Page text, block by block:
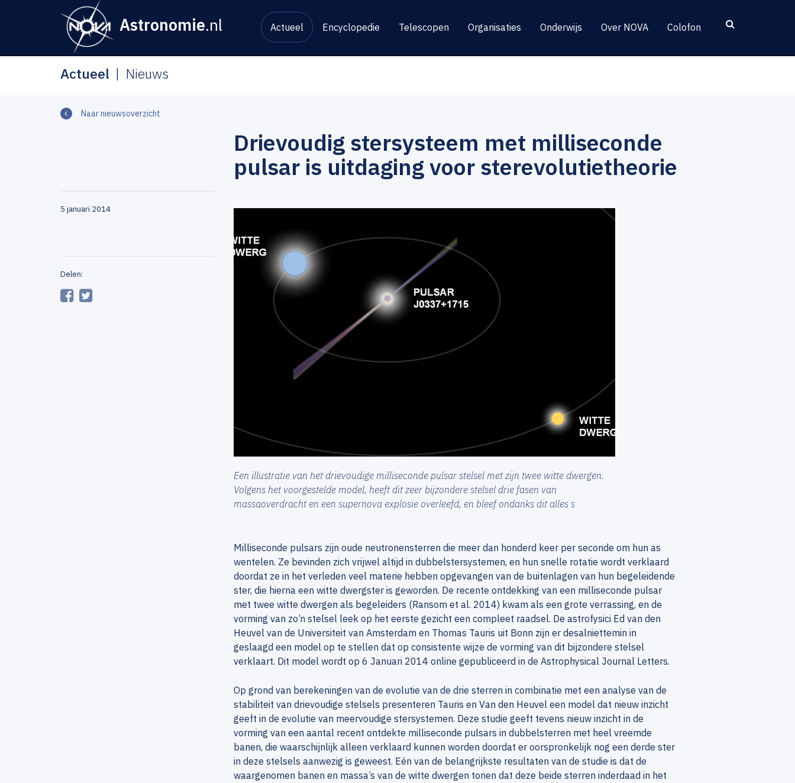
Astronomie.nl Actueel Encyclopedie Telescopen Organisaties Onderwijs Over NOVA Colofon
Actueel Nieuws
Naar nieuwsoverzicht
5 januari 2014
Delen:
Drievoudig stersysteem met milliseconde
pulsar is uitdaging voor sterevolutietheorie
Een illustratie van het drievoudige milliseconde pulsar stelsel met zijn twee witte dwergen.
Volgens het voorgestelde model, heeft dit zeer bijzondere stelsel drie fasen van
massaoverdracht en een supernova explosie overleefd, en bleef ondanks dit alles s
Milliseconde pulsars zijn oude neutronensterren die meer dan honderd keer per seconde om hun as
wentelen. Ze bevinden zich vrijwel altijd in dubbelstersystemen, en hun snelle rotatie wordt verklaard
doordat ze in het verleden veel materie hebben opgevangen van de buitenlagen van hun begeleidende
ster, die hierna een witte dwergster is geworden. De recente ontdekking van een milliseconde pulsar
met twee witte dwergen als begeleiders (Ransom et al. 2014) kwam als een grote verrassing, en de
vorming van zo’n stelsel leek op het eerste gezicht een compleet raadsel. De astrofysici Ed van den
Heuvel van de Universiteit van Amsterdam en Thomas Tauris uit Bonn zijn er desalniettemin in
geslaagd een model op te stellen dat op consistente wijze de vorming van dit bijzondere stelsel
verklaart. Dit model wordt op 6 Januari 2014 online gepubliceerd in de Astrophysical Journal Letters.
Op grond van berekeningen van de evolutie van de drie sterren in combinatie met een analyse van de
stabiliteit van drievoudige stelsels presenteren Tauris en Van den Heuvel een model dat nieuw inzicht
geeft in de evolutie van meervoudige stersystemen. Deze studie geeft tevens nieuw inzicht in de
vorming van een aantal recent ontdekte milliseconde pulsars in dubbelsterren met heel vreemde
banen, die waarschijnlijk alleen verklaard kunnen worden doordat er oorspronkelijk nog een derde ster
in deze stelsels aanwezig is geweest. Eén van de belangrijkste resultaten van de studie is dat de
waargenomen banen en massa’s van de witte dwergen tonen dat deze beide sterren inderdaad in het